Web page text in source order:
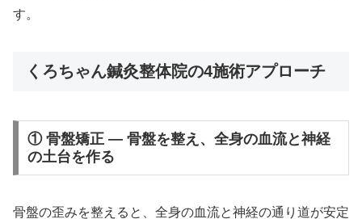
す。
くろちゃん鍼灸整体院の4施術アプローチ
① 骨盤矯正 — 骨盤を整え、全身の血流と神経
の土台を作る
骨盤の歪みを整えると、全身の血流と神経の通り道が安定